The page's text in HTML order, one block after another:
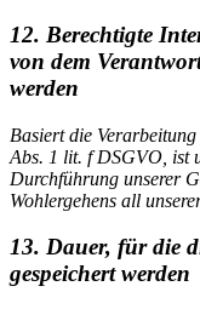
12. Berechtigte
von dem
werden
Basiert die
Abs. 1 lit. f DSGVO, ist
Durchführung unserer
Wohlergehens all
13. Dauer, für die
gespeichert werden